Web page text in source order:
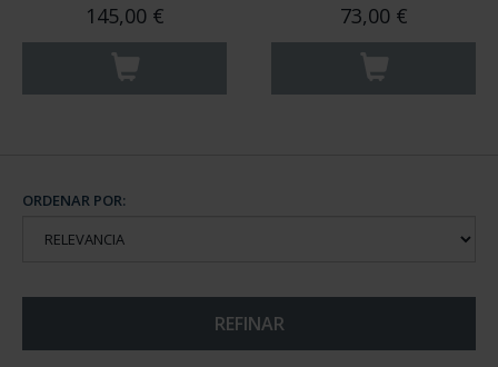
145,00 € 73,00 €
ORDENAR POR:
REFINAR